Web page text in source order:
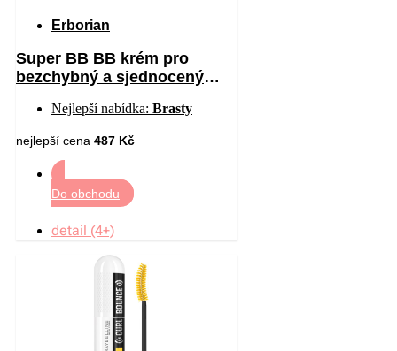
Erborian
Super BB BB krém pro
bezchybný a sjednocený
odstín Clair 15 ml
Nejlepší nabídka: Brasty
nejlepší cena 487 Kč
Do obchodu
detail (4+)